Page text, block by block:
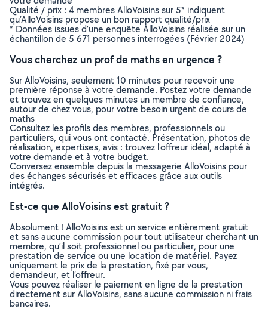
Qualité / prix : 4 membres AlloVoisins sur 5* indiquent
qu’AlloVoisins propose un bon rapport qualité/prix
* Données issues d’une enquête AlloVoisins réalisée sur un
échantillon de 5 671 personnes interrogées (Février 2024)
Vous cherchez un prof de maths en urgence ?
Sur AlloVoisins, seulement 10 minutes pour recevoir une
première réponse à votre demande. Postez votre demande
et trouvez en quelques minutes un membre de confiance,
autour de chez vous, pour votre besoin urgent de cours de
maths
Consultez les profils des membres, professionnels ou
particuliers, qui vous ont contacté. Présentation, photos de
réalisation, expertises, avis : trouvez l'offreur idéal, adapté à
votre demande et à votre budget.
Conversez ensemble depuis la messagerie AlloVoisins pour
des échanges sécurisés et efficaces grâce aux outils
intégrés.
Est-ce que AlloVoisins est gratuit ?
Absolument ! AlloVoisins est un service entièrement gratuit
et sans aucune commission pour tout utilisateur cherchant un
membre, qu’il soit professionnel ou particulier, pour une
prestation de service ou une location de matériel. Payez
uniquement le prix de la prestation, fixé par vous,
demandeur, et l’offreur.
Vous pouvez réaliser le paiement en ligne de la prestation
directement sur AlloVoisins, sans aucune commission ni frais
bancaires.